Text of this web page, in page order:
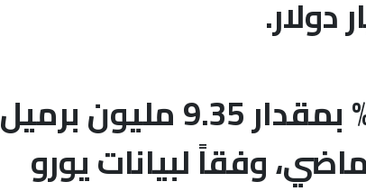
ارتفاع إنتاج شركات التكرير الأوروبية 4.4% بمقدار 9.35 مليون برميل
وفقاً لبيانات يورو